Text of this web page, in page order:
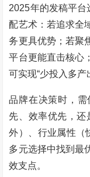
2025年的发稿平台
配艺术：若追求全
务更具优势；若聚
平台更能直击核心
可实现“少投入多产
品牌在决策时，
先、效率优先，还
外）、行业属性（
多元选择中找到最
效支点。